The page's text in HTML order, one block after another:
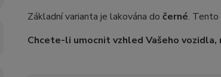
Základní varianta je lakována do černé. Tento
Chcete-li umocnit vzhled Vašeho